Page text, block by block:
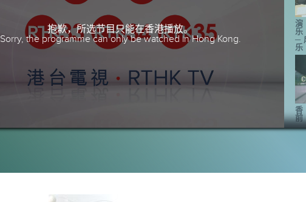
抱歉，所选节目只能在香港播放。
Sorry, the programme can only be watched in Hong Kong.
─